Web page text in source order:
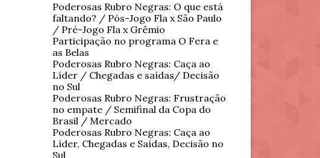
Poderosas Rubro Negras: O que está
faltando? / Pós-Jogo Fla x São Paulo
/ Pré-Jogo Fla x Grêmio
Participação no programa O Fera e
as Belas
Poderosas Rubro Negras: Caça ao
Líder / Chegadas e saídas/ Decisão
no Sul
Poderosas Rubro Negras: Frustração
no empate / Semifinal da Copa do
Brasil / Mercado
Poderosas Rubro Negras: Caça ao
Líder, Chegadas e Saídas, Decisão no
Sul